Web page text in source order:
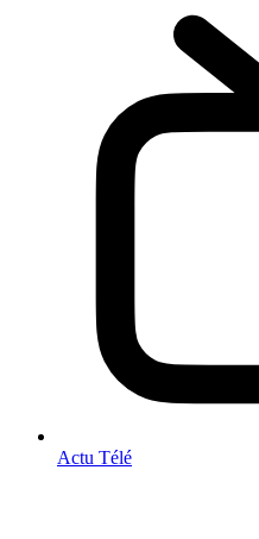
Actu Télé